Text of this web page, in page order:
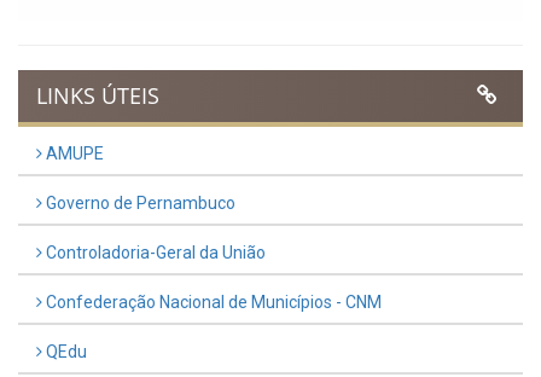
LINKS ÚTEIS
AMUPE
Governo de Pernambuco
Controladoria-Geral da União
Confederação Nacional de Municípios - CNM
QEdu